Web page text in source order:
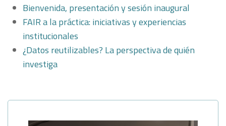
Bienvenida, presentación y sesión inaugural
FAIR a la práctica: iniciativas y experiencias
institucionales
¿Datos reutilizables? La perspectiva de quién
investiga